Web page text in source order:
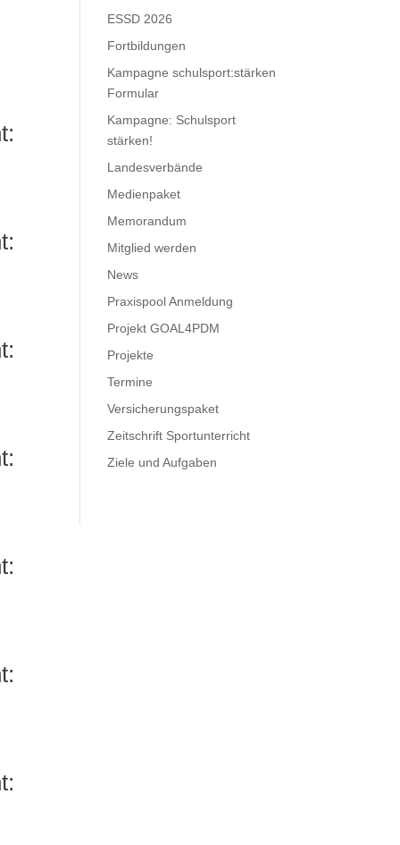
ESSD 2026
Fortbildungen
Kampagne schulsport:stärken
Formular
Kampagne: Schulsport
stärken!
Landesverbände
Medienpaket
Memorandum
Mitglied werden
News
Praxispool Anmeldung
Projekt GOAL4PDM
Projekte
Termine
Versicherungspaket
Zeitschrift Sportunterricht
Ziele und Aufgaben